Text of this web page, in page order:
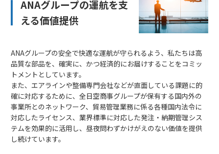
ANAグループの運航を支
える価値提供
ANAグループの安全で快適な運航が守られるよう、私たちは高
品質な部品を、確実に、かつ経済的にお届けすることをコミッ
トメントとしています。
また、エアラインや整備専門会社などが直面している課題に的
確に対応するために、全日空商事グループが保有する国内外の
事業所とのネットワーク、貿易管理業務に係る各種国内法令に
対応したライセンス、業界標準に対応した発注・納期管理シス
テムを効果的に活用し、昼夜問わずかけがえのない価値を提供
し続けています。